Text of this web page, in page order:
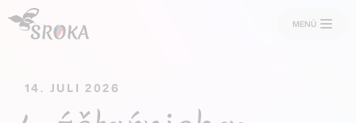
MENÜ
14. JULI 2026